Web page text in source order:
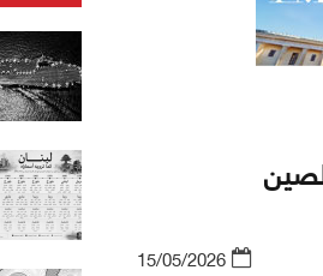
15/05/2026